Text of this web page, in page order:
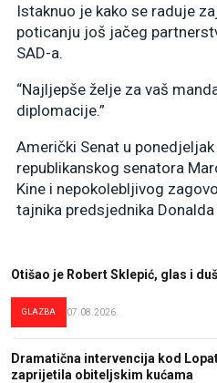
Istaknuo je kako se raduje
poticanju još jačeg
SAD-a.
“Najljepše želje za vaš
diplomacije.”
Američki Senat u
republikanskog senatora
Kine i nepokolebljivog
tajnika predsjednika Donalda
Otišao je Robert Sklepić, glas i
GLAZBA 07.08.2026.
Dramatična intervencija kod
zaprijetila obiteljskim kućama